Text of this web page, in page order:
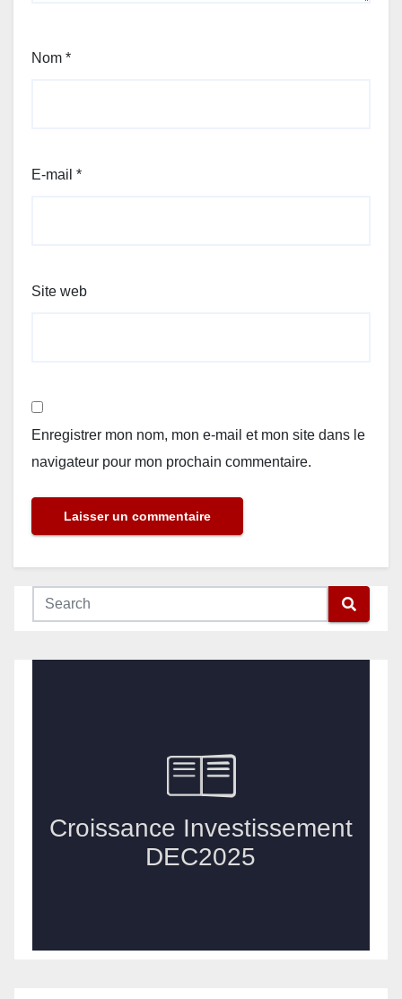
Nom *
E-mail *
Site web
Enregistrer mon nom, mon e-mail et mon site dans le
navigateur pour mon prochain commentaire.